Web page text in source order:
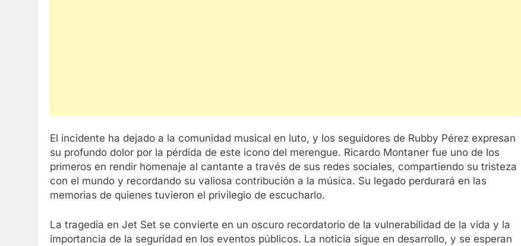
El incidente ha dejado a la comunidad musical en luto, y los seguidores de Rubby Pérez expresan
su profundo dolor por la pérdida de este icono del merengue. Ricardo Montaner fue uno de los
primeros en rendir homenaje al cantante a través de sus redes sociales, compartiendo su tristeza
con el mundo y recordando su valiosa contribución a la música. Su legado perdurará en las
memorias de quienes tuvieron el privilegio de escucharlo.
La tragedia en Jet Set se convierte en un oscuro recordatorio de la vulnerabilidad de la vida y la
importancia de la seguridad en los eventos públicos. La noticia sigue en desarrollo, y se esperan